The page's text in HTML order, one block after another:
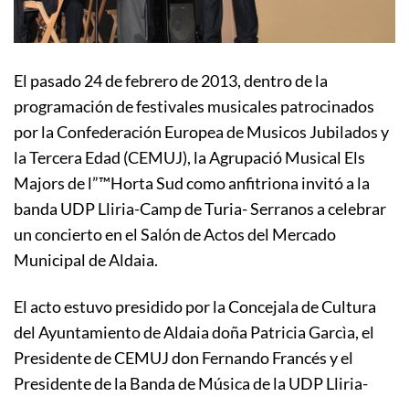
El pasado 24 de febrero de 2013, dentro de la
programación de festivales musicales patrocinados
por la Confederación Europea de Musicos Jubilados y
la Tercera Edad (CEMUJ), la Agrupació Musical Els
Majors de l”™Horta Sud como anfitriona invitó a la
banda UDP Lliria-Camp de Turia- Serranos a celebrar
un concierto en el Salón de Actos del Mercado
Municipal de Aldaia.
El acto estuvo presidido por la Concejala de Cultura
del Ayuntamiento de Aldaia doña Patricia Garcìa, el
Presidente de CEMUJ don Fernando Francés y el
Presidente de la Banda de Música de la UDP Lliria-